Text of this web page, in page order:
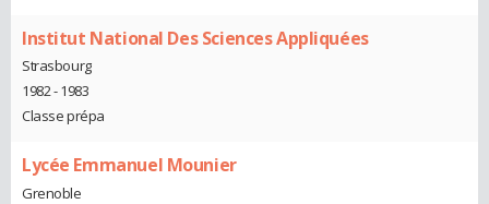
Institut National Des Sciences Appliquées
Strasbourg
1982 - 1983
Classe prépa
Lycée Emmanuel Mounier
Grenoble